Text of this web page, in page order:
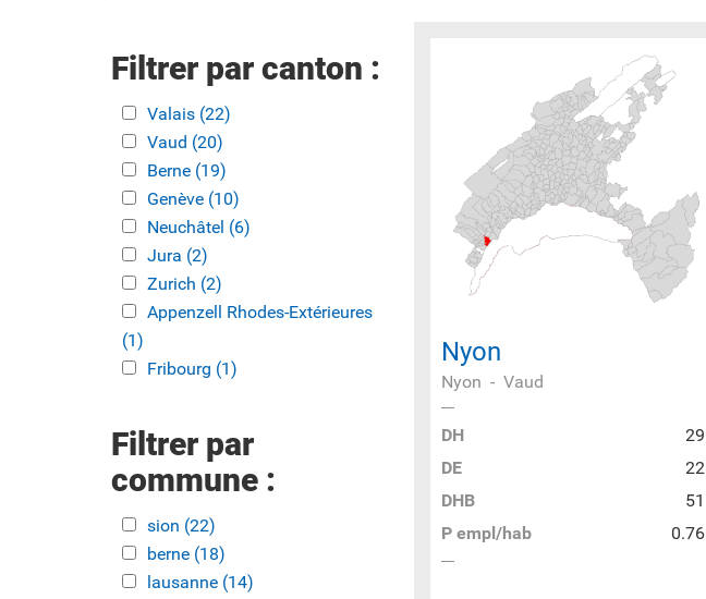
Filtrer par canton :
Apply Valais filter
Valais (22)
Apply Vaud filter
Vaud (20)
Apply Berne filter
Berne (19)
Apply Genève filter
Genève (10)
Apply Neuchâtel filter
Neuchâtel (6)
Apply Jura filter
Jura (2)
Apply Zurich filter
Zurich (2)
Apply Appenzell Rhodes-Extérieures
filter
Appenzell Rhodes-Extérieures
(1)
Extérieures filter
Apply Fribourg filter
Fribourg (1)
Filtrer par
commune :
Apply sion filter
sion (22)
Apply berne filter
berne (18)
Apply lausanne filter
lausanne (14)
Nyon
Nyon - Vaud
DH
29
DE
22
DHB
51
P empl/hab
0.76